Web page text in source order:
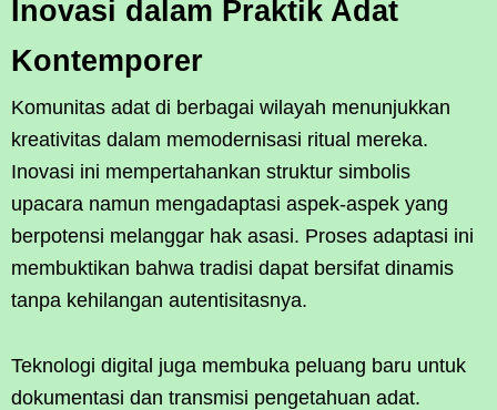
Inovasi dalam Praktik Adat
Kontemporer
Komunitas adat di berbagai wilayah menunjukkan
kreativitas dalam memodernisasi ritual mereka.
Inovasi ini mempertahankan struktur simbolis
upacara namun mengadaptasi aspek-aspek yang
berpotensi melanggar hak asasi. Proses adaptasi ini
membuktikan bahwa tradisi dapat bersifat dinamis
tanpa kehilangan autentisitasnya.
Teknologi digital juga membuka peluang baru untuk
dokumentasi dan transmisi pengetahuan adat.